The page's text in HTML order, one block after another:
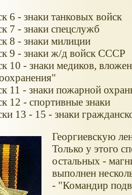
6 - знаки танковых войск
7 - знаки спецслужб
8 - знаки милиции
9 - знаки ж/д войск СССР
10 - знаки медиков,
11 - знаки пожарной
12 - спортивные знаки
13 - 15 - знаки
Георгиевскую
Только у этого
остальных -
выполнен
- "Командир